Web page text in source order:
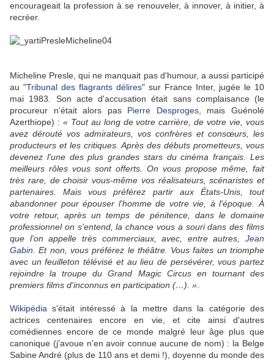
encourageait la profession à se renouveler, à innover, à initier, à
recréer.
Micheline Presle, qui ne manquait pas d'humour, a aussi participé
au "Tribunal des flagrants délires" sur France Inter, jugée le 10
mai 1983. Son acte d'accusation était sans complaisance (le
procureur n'était alors pas Pierre Desproges, mais Guénolé
Azerthiope) : « Tout au long de votre carrière, de votre vie, vous
avez dérouté vos admirateurs, vos confrères et consœurs, les
producteurs et les critiques. Après des débuts prometteurs, vous
devenez l'une des plus grandes stars du cinéma français. Les
meilleurs rôles vous sont offerts. On vous propose même, fait
très rare, de choisir vous-même vos réalisateurs, scénaristes et
partenaires. Mais vous préférez partir aux États-Unis, tout
abandonner pour épouser l'homme de votre vie, à l'époque. À
votre retour, après un temps de pénitence, dans le domaine
professionnel on s'entend, la chance vous a souri dans des films
que l'on appelle très commerciaux, avec, entre autres, Jean
Gabin . Et non, vous préférez le théâtre. Vous faites un triomphe
avec un feuilleton télévisé et au lieu de persévérer, vous partez
rejoindre la troupe du Grand Magic Circus en tournant des
premiers films d'inconnus en participation (…). »
Wikipédia s'était intéressé à la mettre dans la catégorie des
actrices centenaires encore en vie, et cite ainsi d'autres
comédiennes encore de ce monde malgré leur âge plus que
canonique (j'avoue n'en avoir connue aucune de nom) : la Belge
Sabine André (plus de 110 ans et demi !), doyenne du monde des